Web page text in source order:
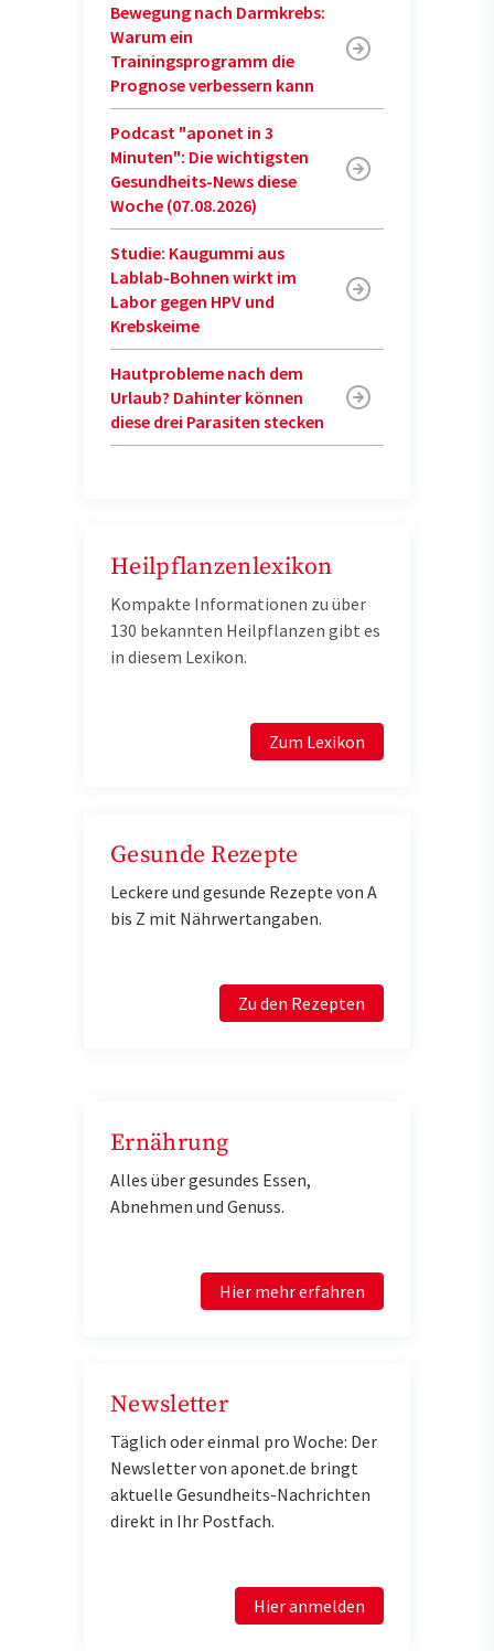
Bewegung nach Darmkrebs:
Warum ein
Trainingsprogramm die
Prognose verbessern kann
Podcast "aponet in 3
Minuten": Die wichtigsten
Gesundheits-News diese
Woche (07.08.2026)
Studie: Kaugummi aus
Lablab-Bohnen wirkt im
Labor gegen HPV und
Krebskeime
Hautprobleme nach dem
Urlaub? Dahinter können
diese drei Parasiten stecken
Heilpflanzenlexikon
Kompakte Informationen zu über
130 bekannten Heilpflanzen gibt es
in diesem Lexikon.
Zum Lexikon
Gesunde Rezepte
Leckere und gesunde Rezepte von A
bis Z mit Nährwertangaben.
Zu den Rezepten
Ernährung
Alles über gesundes Essen,
Abnehmen und Genuss.
Hier mehr erfahren
Newsletter
Täglich oder einmal pro Woche: Der
Newsletter von aponet.de bringt
aktuelle Gesundheits-Nachrichten
direkt in Ihr Postfach.
Hier anmelden